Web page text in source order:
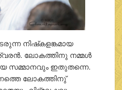
നിഷ്‌കളങ്കമായ
ലോകത്തിനു നമ്മള്‍
സമ്മാനവും ഇതുതന്നെ.
ലോകത്തിനു്